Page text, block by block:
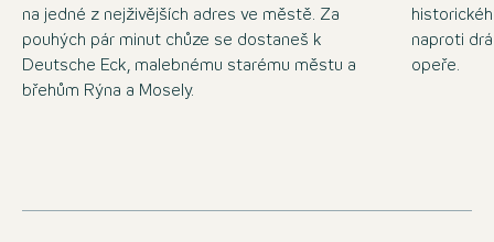
na jedné z nejživějších adres ve městě. Za
pouhých pár minut chůze se dostaneš k
Deutsche Eck, malebnému starému městu a
břehům Rýna a Mosely.
naproti
opeře.